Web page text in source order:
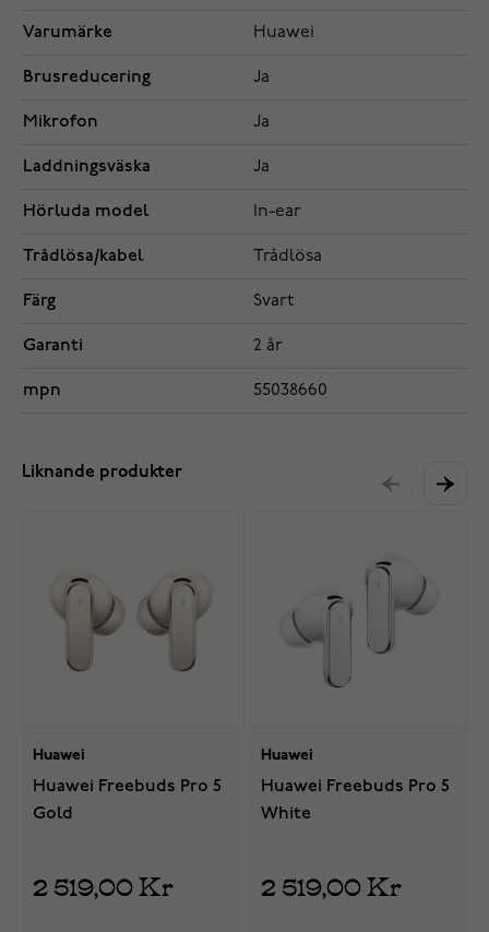
Varumärke Huawei
Brusreducering Ja
Mikrofon Ja
Laddningsväska Ja
Hörluda model In-ear
Trådlösa/kabel Trådlösa
Färg Svart
Garanti 2 år
mpn 55038660
Liknande produkter
Huawei
Huawei Freebuds Pro 5
Gold
2 519,00 Kr
Huawei
Huawei Freebuds Pro 5
White
2 519,00 Kr